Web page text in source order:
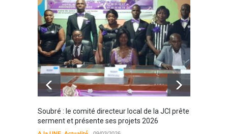
Soubré : le comité directeur local de la JCI prête
serment et présente ses projets 2026